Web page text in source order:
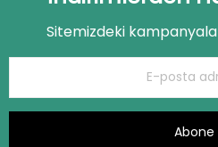
Sitemizdeki
Abone